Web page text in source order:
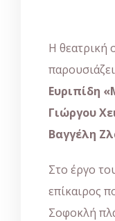
Η θεατρική
Ευριπίδη
Γιώργου
Βαγγέλη
Στο έργο
επίκαιρος
Σοφοκλή